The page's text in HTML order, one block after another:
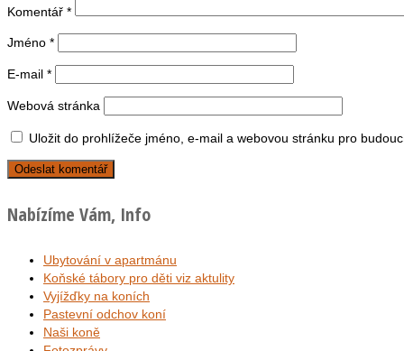
Komentář *
Jméno *
E-mail *
Webová stránka
Uložit do prohlížeče jméno, e-mail a webovou stránku pro
Nabízíme Vám, Info
Ubytování v apartmánu
Koňské tábory pro děti viz aktulity
Vyjížďky na koních
Pastevní odchov koní
Naši koně